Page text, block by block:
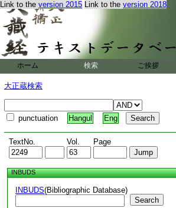
Link to the version 2015 Link to the version 2018
ホーム 検索 ご挨拶
大正蔵検索
punctuation Hangul Eng
TextNo. Vol. Page
INBUDS
INBUDS(Bibliographic Database)
Search